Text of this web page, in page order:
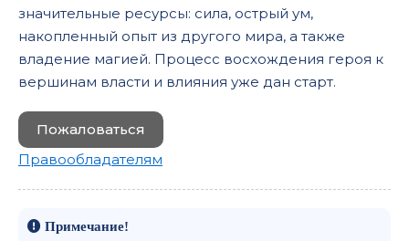
значительные ресурсы: сила, острый ум,
накопленный опыт из другого мира, а также
владение магией. Процесс восхождения героя к
вершинам власти и влияния уже дан старт.
Пожаловаться
Правообладателям
Примечание!